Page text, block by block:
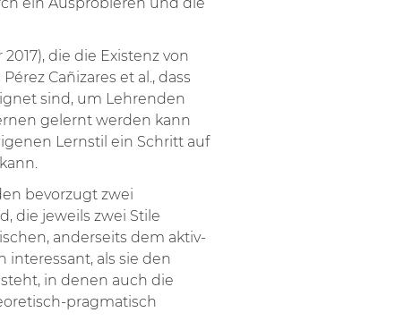
die die Existenz von
Cañizares et al., dass
sind, um Lehrenden
gelernt werden kann
Lernstil ein Schritt auf
bevorzugt zwei
die jeweils zwei Stile
anderseits dem aktiv-
interessant, als sie den
in denen auch die
pragmatisch